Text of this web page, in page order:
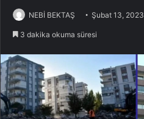
NEBİ BEKTAŞ Şubat 13, 2023
3 dakika okuma süresi